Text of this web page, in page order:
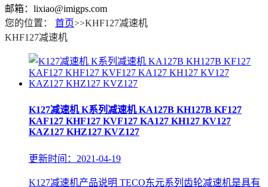
邮箱：lixiao@imigps.com
您的位置：
首页>>KHF127减速机
KHF127减速机
K127减速机 K系列减速机 KA127B KH127B KF127
KAF127 KHF127 KVF127 KA127 KH127 KV127
KAZ127 KHZ127 KVZ127
更新时间：2021-04-19
K127减速机产品说明 TECO东元系列齿轮减速机是具有